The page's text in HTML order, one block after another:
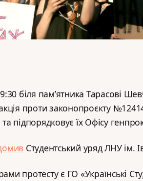
біля пам’ятника Тарасові
проти законопроєкту
підпорядковує їх Офісу
Студентський уряд ЛНУ ім.
протесту є ГО «Українські